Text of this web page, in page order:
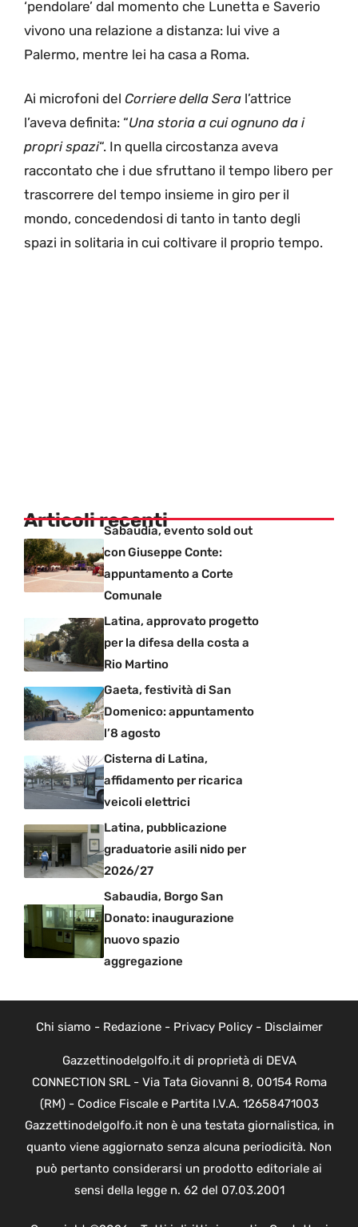
‘pendolare’ dal momento che Lunetta e Saverio
vivono una relazione a distanza: lui vive a
Palermo, mentre lei ha casa a Roma.
Ai microfoni del Corriere della Sera l’attrice
l’aveva definita: “Una storia a cui ognuno da i
propri spazi“. In quella circostanza aveva
raccontato che i due sfruttano il tempo libero per
trascorrere del tempo insieme in giro per il
mondo, concedendosi di tanto in tanto degli
spazi in solitaria in cui coltivare il proprio tempo.
Articoli recentiSabaudia, evento sold out
con Giuseppe Conte:
appuntamento a Corte
Comunale
Latina, approvato progetto
per la difesa della costa a
Rio Martino
Gaeta, festività di San
Domenico: appuntamento
l’8 agosto
Cisterna di Latina,
affidamento per ricarica
veicoli elettrici
Latina, pubblicazione
graduatorie asili nido per
2026/27
Sabaudia, Borgo San
Donato: inaugurazione
nuovo spazio
aggregazione
Chi siamo - Redazione- Privacy Policy- Disclaimer
Gazzettinodelgolfo.it di proprietà di DEVA
CONNECTION SRL - Via Tata Giovanni 8, 00154 Roma
(RM) - Codice Fiscale e Partita I.V.A. 12658471003
Gazzettinodelgolfo.it non è una testata giornalistica, in
quanto viene aggiornato senza alcuna periodicità. Non
può pertanto considerarsi un prodotto editoriale ai
sensi della legge n. 62 del 07.03.2001